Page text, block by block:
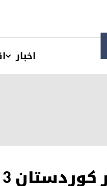
اخبار